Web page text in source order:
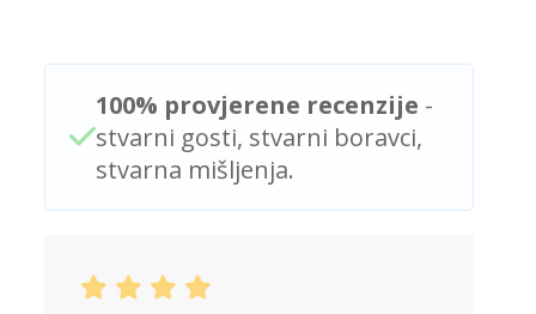
100% provjerene recenzije -
stvarni gosti, stvarni boravci,
stvarna mišljenja.